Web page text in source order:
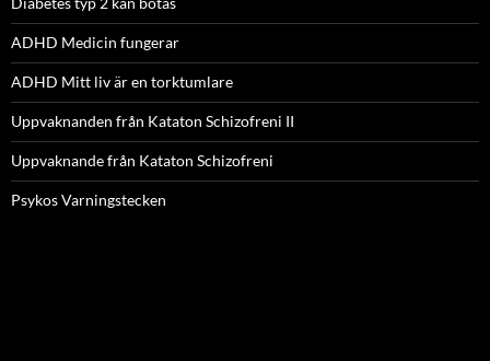
ADHD Medicin fungerar
ADHD Mitt liv är en torktumlare
Uppvaknanden från Kataton Schizofreni II
Uppvaknande från Kataton Schizofreni
Psykos Varningstecken